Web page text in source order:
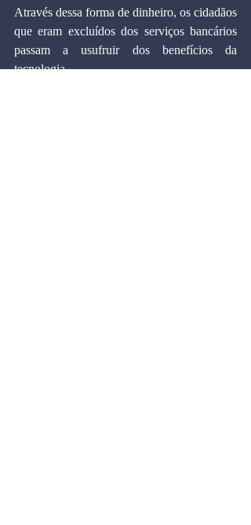
Através dessa forma de dinheiro, os cidadãos
que eram excluídos dos serviços bancários
passam a usufruir dos benefícios da
tecnologia.